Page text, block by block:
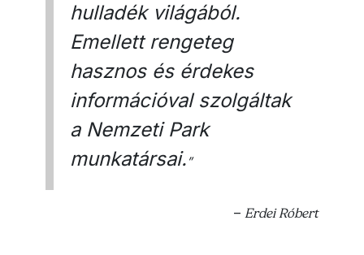
hulladék világából.
Emellett rengeteg
hasznos és érdekes
információval szolgáltak
a Nemzeti Park
munkatársai. ”
– Erdei Róbert